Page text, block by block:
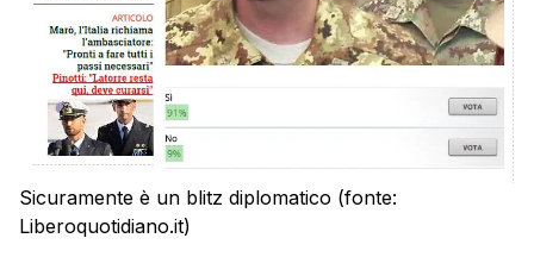
Sicuramente è un blitz diplomatico (fonte:
Liberoquotidiano.it)